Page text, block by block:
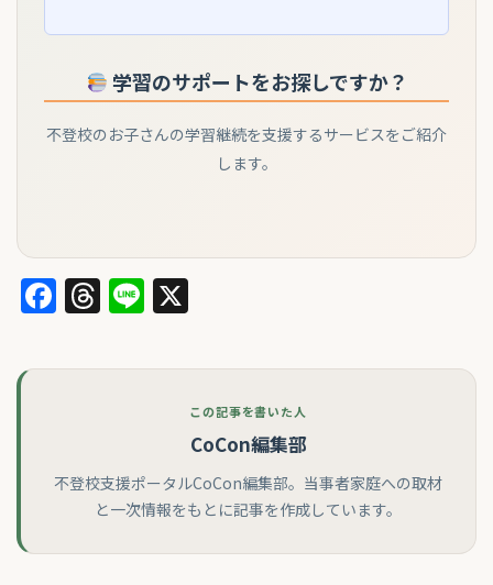
学習のサポートをお探しですか？
不登校のお子さんの学習継続を支援するサービスをご紹介
します。
Facebook
Threads
Line
この記事を書いた人
CoCon編集部
不登校支援ポータルCoCon編集部。当事者家庭への取材
と一次情報をもとに記事を作成しています。